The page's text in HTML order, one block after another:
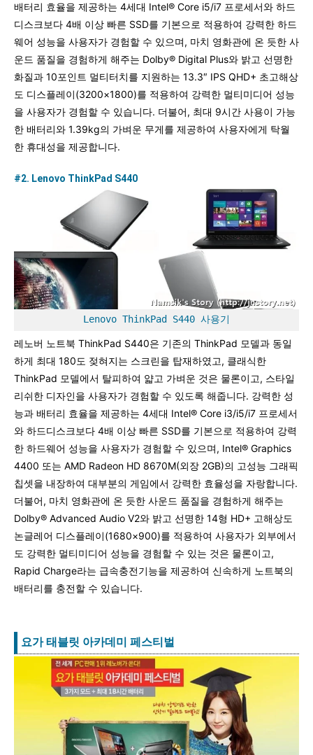
배터리 효율을 제공하는 4세대 Intel® Core i5/i7 프로세서와 하드
디스크보다 4배 이상 빠른 SSD를 기본으로 적용하여 강력한 하드
웨어 성능을 사용자가 경험할 수 있으며, 마치 영화관에 온 듯한 사
운드 품질을 경험하게 해주는 Dolby® Digital Plus와 밝고 선명한
화질과 10포인트 멀티터치를 지원하는 13.3″ IPS QHD+ 초고해상
도 디스플레이(3200×1800)를 적용하여 강력한 멀티미디어 성능
을 사용자가 경험할 수 있습니다. 더불어, 최대 9시간 사용이 가능
한 배터리와 1.39kg의 가벼운 무게를 제공하여 사용자에게 탁월
한 휴대성을 제공합니다.
#2. Lenovo ThinkPad S440
Lenovo ThinkPad S440 사용기
레노버 노트북 ThinkPad S440은 기존의 ThinkPad 모델과 동일
하게 최대 180도 젖혀지는 스크린을 탑재하였고, 클래식한
ThinkPad 모델에서 탈피하여 얇고 가벼운 것은 물론이고, 스타일
리쉬한 디자인을 사용자가 경험할 수 있도록 해줍니다. 강력한 성
능과 배터리 효율을 제공하는 4세대 Intel® Core i3/i5/i7 프로세서
와 하드디스크보다 4배 이상 빠른 SSD를 기본으로 적용하여 강력
한 하드웨어 성능을 사용자가 경험할 수 있으며, Intel® Graphics
4400 또는 AMD Radeon HD 8670M(외장 2GB)의 고성능 그래픽
칩셋을 내장하여 대부분의 게임에서 강력한 효율성을 자랑합니다.
더불어, 마치 영화관에 온 듯한 사운드 품질을 경험하게 해주는
Dolby® Advanced Audio V2와 밝고 선명한 14형 HD+ 고해상도
논글레어 디스플레이(1680×900)를 적용하여 사용자가 외부에서
도 강력한 멀티미디어 성능을 경험할 수 있는 것은 물론이고,
Rapid Charge라는 급속충전기능을 제공하여 신속하게 노트북의
배터리를 충전할 수 있습니다.
요가 태블릿 아카데미 페스티벌